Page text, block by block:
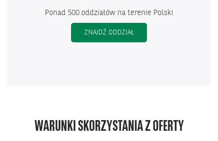
Ponad 500 oddziałów na terenie Polski
ZNAJDŹ ODDZIAŁ
WARUNKI SKORZYSTANIA Z OFERTY